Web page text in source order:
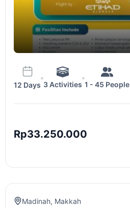
12 Days 3 Activities 1 - 45 People
Rp33.250.000
Madinah, Makkah